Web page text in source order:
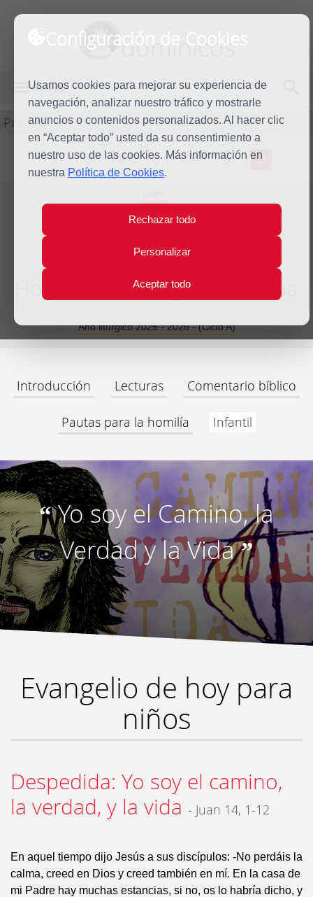
Configuración de Cookies
Usamos cookies para mejorar su experiencia de
navegación, analizar nuestro tráfico y mostrarle
anuncios o contenidos personalizados. Al hacer clic
en “Aceptar todo” usted da su consentimiento a
nuestro uso de las cookies. Más información en
nuestra Política de Cookies.
Rechazar todo
Personalizar
Aceptar todo
dominicos
MENÚ
Predicación
L M X J V S D
3
May
Homilía V Domingo de Pascua
Año litúrgico 2025 - 2026 - (Ciclo A)
Introducción Lecturas Comentario bíblico
Pautas para la homilía Infantil
“Yo soy el Camino, la
Verdad y la Vida”
Evangelio de hoy para
niños
Despedida: Yo soy el camino,
la verdad, y la vida - Juan 14, 1-12
En aquel tiempo dijo Jesús a sus discípulos: -No perdáis la
calma, creed en Dios y creed también en mí. En la casa de
mi Padre hay muchas estancias, si no, os lo habría dicho, y